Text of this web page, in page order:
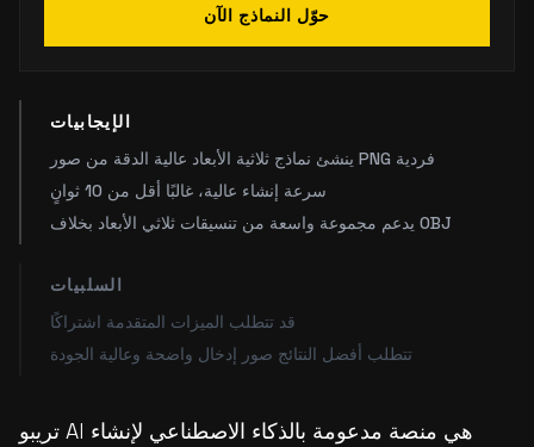
حوّل النماذج الآن
الإيجابيات
ينشئ نماذج ثلاثية الأبعاد عالية الدقة من صور PNG فردية
سرعة إنشاء عالية، غالبًا أقل من 10 ثوانٍ
يدعم مجموعة واسعة من تنسيقات ثلاثي الأبعاد بخلاف OBJ
السلبيات
قد تتطلب الميزات المتقدمة اشتراكًا
تتطلب أفضل النتائج صور إدخال واضحة وعالية الجودة
تريبو AI هي منصة مدعومة بالذكاء الاصطناعي لإنشاء